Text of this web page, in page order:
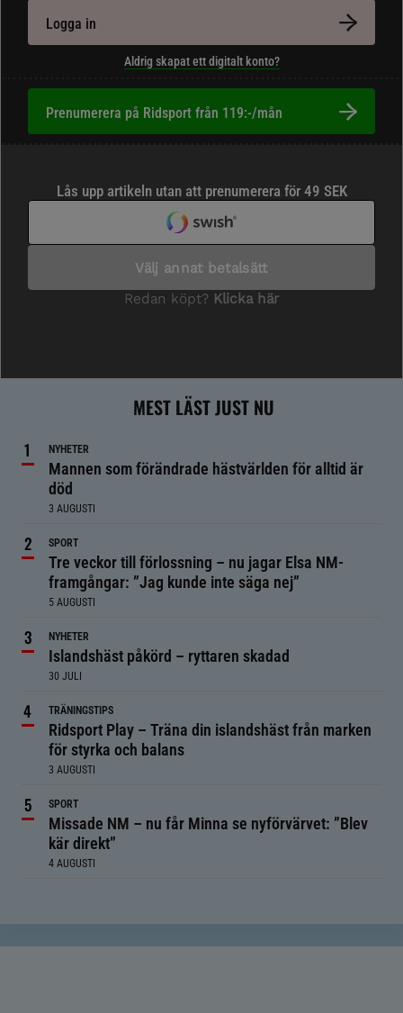
Logga in
Aldrig skapat ett digitalt konto?
Prenumerera på Ridsport från 119:-/mån
MEST LÄST JUST NU
NYHETER
Mannen som förändrade hästvärlden för alltid är
död
3 AUGUSTI
SPORT
Tre veckor till förlossning – nu jagar Elsa NM-
framgångar: ”Jag kunde inte säga nej”
5 AUGUSTI
NYHETER
Islandshäst påkörd – ryttaren skadad
30 JULI
TRÄNINGSTIPS
Ridsport Play – Träna din islandshäst från marken
för styrka och balans
3 AUGUSTI
SPORT
Missade NM – nu får Minna se nyförvärvet: ”Blev
kär direkt”
4 AUGUSTI